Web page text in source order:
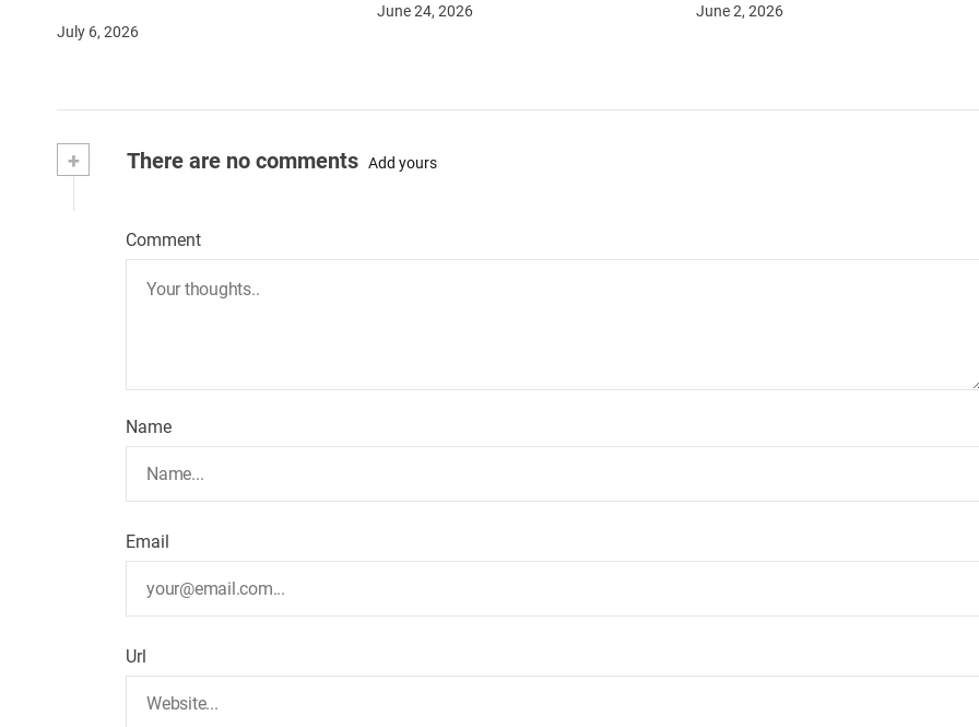
July 6, 2026
June 24, 2026 June 2, 2026
+ There are no comments Add yours
Comment
Name
Email
Url